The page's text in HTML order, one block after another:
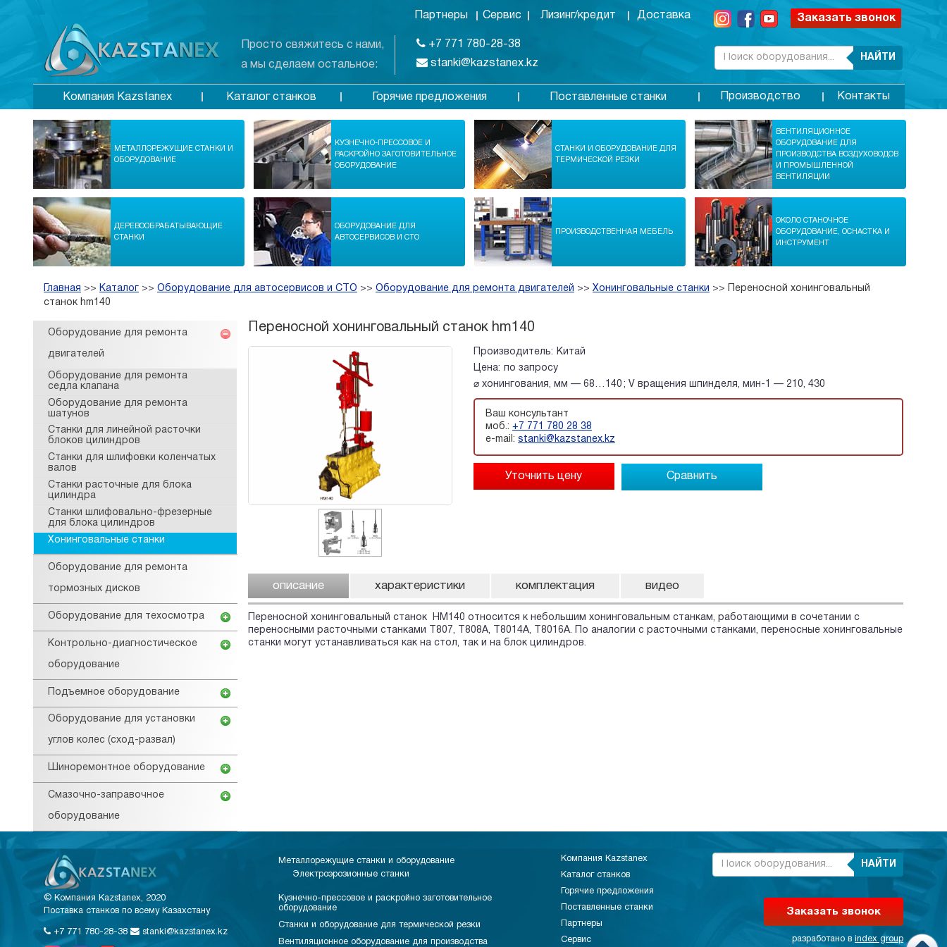
Просто свяжитесь с нами,
а мы сделаем остальное:
Партнеры Сервис Лизинг/кредит Доставка
+7 771 780-28-38
stanki@kazstanex.kz
Заказать звонок
НАЙТИ
Компания Kazstanex Каталог станков Горячие предложения Поставленные станки Производство Контакты
МЕТАЛЛОРЕЖУЩИЕ СТАНКИ И
ОБОРУДОВАНИЕ
КУЗНЕЧНО-ПРЕССОВОЕ И
РАСКРОЙНО ЗАГОТОВИТЕЛЬНОЕ
ОБОРУДОВАНИЕ
СТАНКИ И ОБОРУДОВАНИЕ ДЛЯ
ТЕРМИЧЕСКОЙ РЕЗКИ
ВЕНТИЛЯЦИОННОЕ
ОБОРУДОВАНИЕ ДЛЯ
ПРОИЗВОДСТВА ВОЗДУХОВОДОВ
И ПРОМЫШЛЕННОЙ
ВЕНТИЛЯЦИИ
ДЕРЕВООБРАБАТЫВАЮЩИЕ
СТАНКИ
ОБОРУДОВАНИЕ ДЛЯ
АВТОСЕРВИСОВ И СТО
ПРОИЗВОДСТВЕННАЯ МЕБЕЛЬ
ОКОЛО СТАНОЧНОЕ
ОБОРУДОВАНИЕ, ОСНАСТКА И
ИНСТРУМЕНТ
Главная >> Каталог >> Оборудование для автосервисов и СТО >> Оборудование для ремонта двигателей >> Хонинговальные станки >>
Переносной хонинговальный
станок hm140
Оборудование для ремонта
двигателей
Оборудование для ремонта
седла клапана
Оборудование для ремонта
шатунов
Станки для линейной расточки
блоков цилиндров
Станки для шлифовки коленчатых
валов
Станки расточные для блока
цилиндра
Станки шлифовально-фрезерные
для блока цилиндров
Хонинговальные станки
Оборудование для ремонта
тормозных дисков
Оборудование для техосмотра
Контрольно-диагностическое
оборудование
Подъемное оборудование
Оборудование для установки
углов колес (сход-развал)
Шиноремонтное оборудование
Смазочно-заправочное
оборудование
Переносной хонинговальный станок hm140
Производитель:
Китай
Цена: по запросу
⌀ хонингования, мм — 68…140 ; V вращения шпинделя, мин-1 — 210, 430
Ваш консультант
моб.: +7 771 780 28 38
e-mail: stanki@kazstanex.kz
Сравнить
описание характеристики комплектация видео
Переносной хонинговальный станок HM140 относится к небольшим хонинговальным станкам, работающими в сочетании с
переносными расточными станками T807, T808A, T8014A, T8016A.
По аналогии с расточными станками, переносные хонинговальные
станки могут устанавливаться как на стол, так и на блок цилиндров.
© Компания Kazstanex, 2020
Поставка станков по всему Казахстану
+7 771 780-28-38 stanki@kazstanex.kz
Металлорежущие станки и оборудование
Электроэрозионные станки
Кузнечно-прессовое и раскройно заготовительное
оборудование
Станки и оборудование для термической резки
Вентиляционное оборудование для производства
Компания Kazstanex
Каталог станков
Горячие предложения
Поставленные станки
Партнеры
Сервис
НАЙТИ
Заказать звонок
разработано в index group